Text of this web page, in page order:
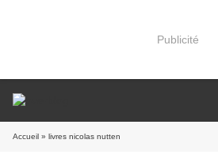
Publicité
Accueil » livres nicolas nutten